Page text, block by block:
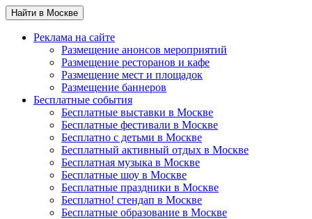
Найти в Москве
Реклама на сайте
Размещение анонсов мероприятий
Размещение ресторанов и кафе
Размещение мест и площадок
Размещение баннеров
Бесплатные события
Бесплатные выставки в Москве
Бесплатные фестивали в Москве
Бесплатно с детьми в Москве
Бесплатный активный отдых в Москве
Бесплатная музыка в Москве
Бесплатные шоу в Москве
Бесплатные праздники в Москве
Бесплатно! стендап в Москве
Бесплатные образование в Москве